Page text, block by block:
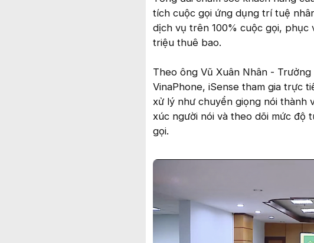
tích cuộc gọi ứng dụng trí tuệ
dịch vụ trên 100% cuộc gọi, phục
triệu thuê bao.
Theo ông Vũ Xuân Nhân -
VinaPhone, iSense tham gia trực
xử lý như chuyển giọng nói thành
xúc người nói và theo dõi mức độ
gọi.